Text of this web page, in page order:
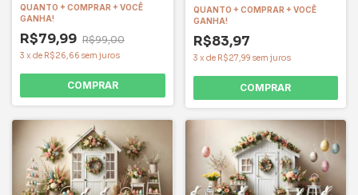
QUANTO + COMPRAR + VOCÊ
GANHA!
R$79,99 R$99,00
3 x de R$26,66 sem juros
COMPRAR
QUANTO + COMPRAR + VOCÊ
GANHA!
R$83,97
3 x de R$27,99 sem juros
COMPRAR